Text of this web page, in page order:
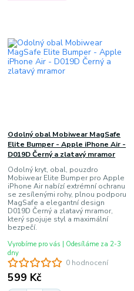
0 hodnocení
Odolný obal Mobiwear MagSafe
Elite Bumper - Apple iPhone Air -
D019D Černý a zlatavý mramor
Odolný kryt, obal, pouzdro
Mobiwear Elite Bumper pro Apple
iPhone Air nabízí extrémní ochranu
se zesílenými rohy, plnou podporu
MagSafe a elegantní design
D019D Černý a zlatavý mramor,
který spojuje styl a maximální
bezpečí.
599 Kč
Vyrobíme pro vás | Odesíláme za 2-3
dny